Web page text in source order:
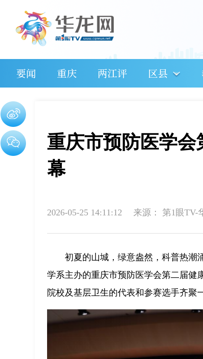
要闻 重庆 两江评 区县
重庆市预防医学
幕
2026-05-25 14:11:12 来源： 第1眼TV-
初夏的山城，绿意盎然，科普热潮
学系主办的重庆市预防医学会第二届健
院校及基层卫生的代表和参赛选手齐聚